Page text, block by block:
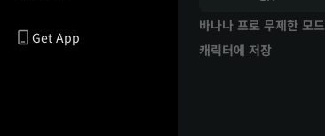
Get App
바나나 프로 무제한 모드
캐릭터에 저장